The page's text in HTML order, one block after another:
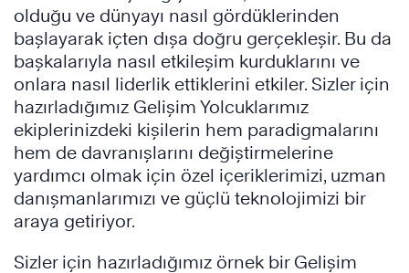
®
®
olduğu ve dünyayı nasıl gördüklerinden
başlayarak içten dışa doğru gerçekleşir. Bu da
başkalarıyla nasıl etkileşim kurduklarını ve
onlara nasıl liderlik ettiklerini etkiler. Sizler için
hazırladığımız Gelişim Yolcuklarımız
ekiplerinizdeki kişilerin hem paradigmalarını
hem de davranışlarını değiştirmelerine
yardımcı olmak için özel içeriklerimizi, uzman
danışmanlarımızı ve güçlü teknolojimizi bir
araya getiriyor.
Sizler için hazırladığımız örnek bir Gelişim